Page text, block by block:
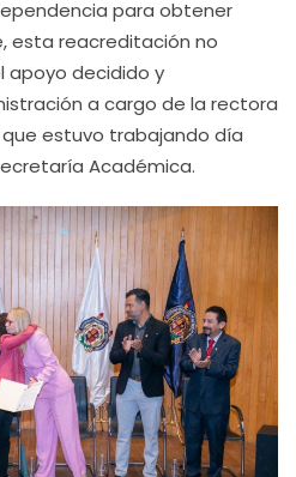
para obtener
esta reacreditación no
apoyo decidido y
a cargo de la rectora
que estuvo trabajando día
Académica.